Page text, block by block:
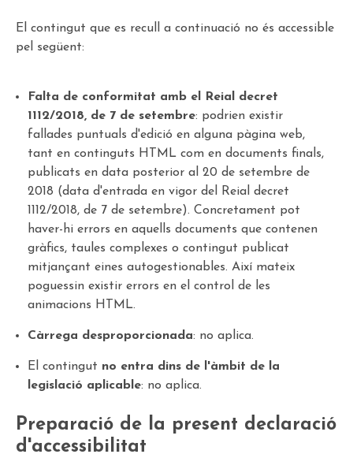
El contingut que es recull a continuació no és accessible
pel següent:
Falta de conformitat amb el Reial decret
1112/2018, de 7 de setembre: podrien existir
fallades puntuals d'edició en alguna pàgina web,
tant en continguts HTML com en documents finals,
publicats en data posterior al 20 de setembre de
2018 (data d'entrada en vigor del Reial decret
1112/2018, de 7 de setembre). Concretament pot
haver-hi errors en aquells documents que contenen
gràfics, taules complexes o contingut publicat
mitjançant eines autogestionables. Així mateix
poguessin existir errors en el control de les
animacions HTML.
Càrrega desproporcionada: no aplica.
El contingut no entra dins de l'àmbit de la
legislació aplicable: no aplica.
Preparació de la present declaració
d'accessibilitat